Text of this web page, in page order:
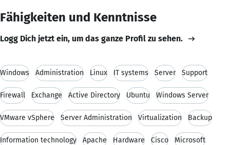
Fähigkeiten und Kenntnisse
Logg Dich jetzt ein, um das ganze Profil zu sehen.
Windows Administration Linux IT systems Server Support
Firewall Exchange Active Directory Ubuntu Windows Server
VMware vSphere Server Administration Virtualization Backup
Information technology Apache Hardware Cisco Microsoft